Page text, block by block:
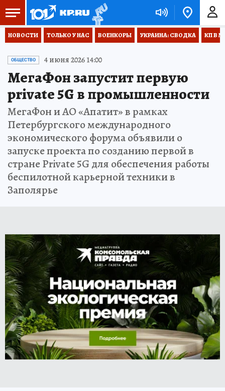
НОВОСТИ ТОЛЬКО У НАС ВОЕНКОРЫ УКРАИНА: СВОДКА КП В
ОБЩЕСТВО 4 июня 2026 14:00
МегаФон запустит первую
private 5G в промышленности
МегаФон и АО «Апатит» в рамках
Петербургского международного
экономического форума объявили о
запуске проекта по созданию первой в
стране Private 5G для обеспечения работы
беспилотной карьерной техники в
Заполярье